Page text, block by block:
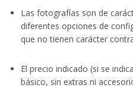
Las fotografías son de
diferentes opciones de
que no tienen carácter
El precio indicado (si se
básico, sin extras ni